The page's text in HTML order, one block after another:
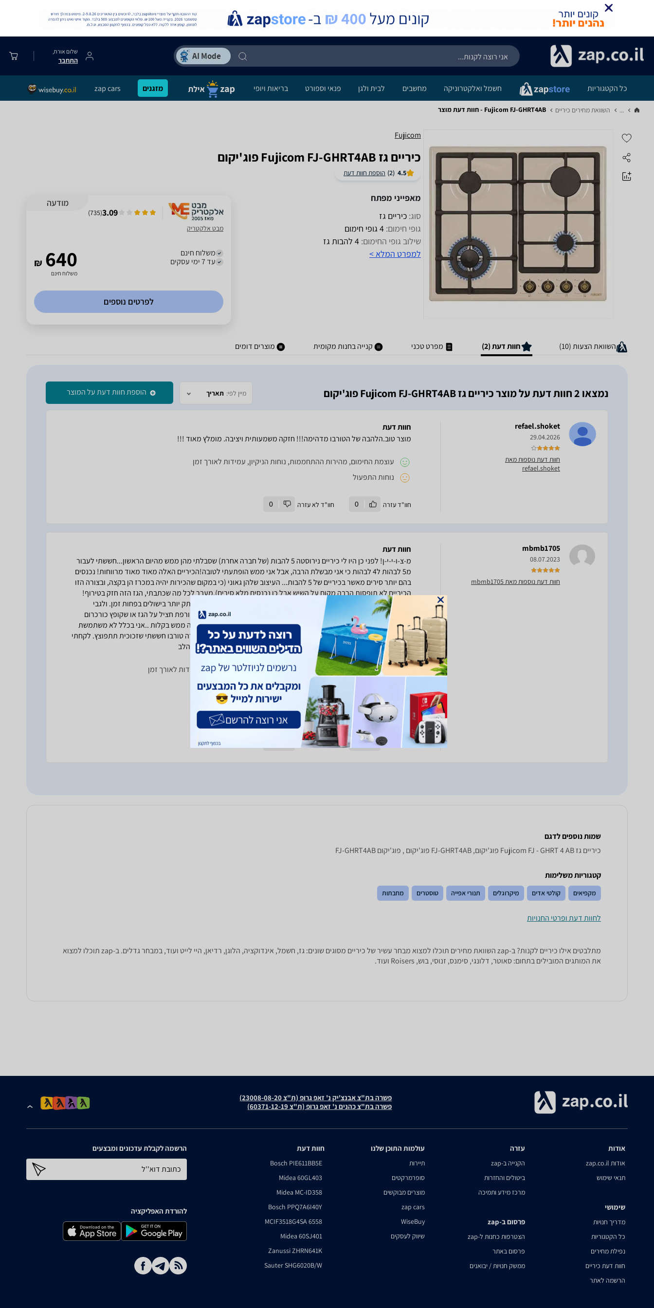
שלום אורח,
התחבר
כל הקטגוריות חשמל ואלקטרוניקה מחשבים לבית ולגן פנאי וספורט בריאות ויופי מזגנים zap cars
... השוואת מחירים כיריים‏ Fujicom FJ-GHRT4AB - חוות דעת מוצר
Fujicom
‏כיריים גז Fujicom FJ-GHRT4AB פוג'יקום
4.5
(2) הוספת חוות דעת
מאפייני מפתח
סוג: כיריים גז
גופי חימום: 4 גופי חימום
שילוב גופי החימום: 4 להבות גז
למפרט המלא >
מודעה
3.09
(
735
)
מבט אלקטריק
משלוח חינם
עד 7 ימי עסקים
₪ 640
משלוח חינם
לפרטים נוספים
השוואת הצעות (10) חוות דעת (2) מפרט טכני קנייה בחנות מקומית מוצרים דומים
נמצאו 2 חוות דעת על מוצר ‏כיריים גז Fujicom FJ-GHRT4AB פוג'יקום מיין לפי: תאריך הוספת חוות דעת על המוצר
refael.shoket
29.04.2026
חוות דעת נוספות מאת
refael.shoket
חוות דעת
מוצר טוב.הלהבה של הטורבו מדהימה!!! חזקה משמעותית ויציבה. מומלץ מאוד !!!
עוצמת החימום, מהירות ההתחממות, נוחות הניקיון, עמידות לאורך זמן
נוחות התפעול
חוו"ד עזרה 0 חוו"ד לא עזרה 0
mbmb1705
08.07.2023
חוות דעת נוספות מאת mbmb1705
חוות דעת
מ-צ-ו-י-י-ן! לפני כן היו לי כיריים נירוסטה 5 להבות (של חברה אחרת) שסבלתי מהן ממש מהיום הראשון...חששתי לעבור
מ5 לבהות ל4 לבהות כי אני מבשלת הרבה, אבל אני ממש הופתעתי לטובה!הכיריים האלה מאוד מאוד מרווחות! נכנסים
בהם יותר סירים מאשר בכיריים של 5 להבות... העיצוב שלהן גאוני (כי במקום שהכירות יהיה במכרז הן בקצה, ובצורה הזו
הכיריים לא תופסות הרבה מקום על השיש אבל כן נכנסים מלא סירים).מעבר לכל מה שכתבתי, הגז הזה חזק בטירוף!
בשבילי זה יתרון! האוכל מתבשל הרבה יותר מהר ובצורה הזו אני מצליחה לתקתק יותר בישולים בפחות זמן. ולגבי
הניקיון....וואו! בחיים לא היה לי קל כ"כ לנקות... זה נשאר מבריק אפילו שאני שורפת חציל על הגז או שקופץ כורכרום
ופפריקה עם שמן...קצת מים וסבון כלים או אפילו ספריי של חלונות מנקה את זה ממש בקלות ..אני בכלל לא משתמשת
במסיר שומנים! בהתחלה רציתי זכוכית בשביל ניקיון קל, אבל בגלל שרציתי כירה טורבו חששתי שזכוכית תתפוצץ. לקחתי
אמייל ואני מרוצה עד השמיים. פתאום שוב כיף לי לבשל במטבח.ממליצה מכל הלב
עוצמת החימום, מהירות ההתחממות, נוחות הניקיון, נוחות התפעול, עמידות לאורך זמן
חוו"ד עזרה חוו"ד לא עזרה
שמות נוספים לדגם
‏כיריים גז Fujicom FJ - GHRT 4 AB פוג'יקום, FJ-GHRT4AB פוג'יקום , פוג'יקום FJ-GHRT4AB
קטגוריות משלימות
מקפיאים קולטי אדים מיקרוגלים תנורי אפייה טוסטרים מחבתות
לחוות דעת ופרטי החנויות
מתלבטים אילו כיריים לקנות? ב-zap השוואת מחירים תוכלו למצוא מבחר עשיר של כיריים מסוגים שונים: גז, חשמל, אינדוקציה, הלוגן, רדיאן, היי לייט ועוד, במבחר גדלים. ב-zap תוכלו למצוא
את המותגים המובילים בתחום: סאוטר, דלונגי, סימנס, זנוסי, בוש, Roisers ועוד.
פשרה בת"צ אבנצ'יק נ' זאפ גרופ (ת"צ 23008-08-20)
פשרה בת"צ כהנים נ' זאפ גרופ (ת"צ 60371-12-19)
אודות
אודות zap.co.il
תנאי שימוש
שימושי
מדריך חנויות
כל הקטגוריות
נפילת מחירים
חוות דעת כיריים
הרשמה לאתר
עזרה
הקנייה ב-zap
ביטולים והחזרות
מרכז מידע ותמיכה
פרסום ב-zap
הצטרפות כחנות ל-zap
פרסום באתר
ממשק חנויות / יבואנים
עולמות התוכן שלנו
תיירות
סופרמרקטים
מוצרים מבוקשים
zap cars
WiseBuy
שיווק לעסקים
חוות דעת
Bosch PIE611BB5E
Midea 60GL403
Midea MC-ID358
Bosch PPQ7A6I40Y
MCIF3518G4SA 6558
Midea 60SJ401
Zanussi ZHRN641K
Sauter SHG6020B/W
הרשמה לקבלת עדכונים ומבצעים
כתובת דוא''ל
להורדת האפליקציה